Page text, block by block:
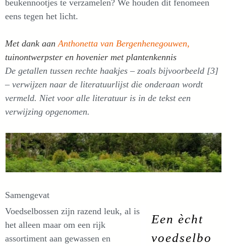
beukennootjes te verzamelen? We houden dit fenomeen
eens tegen het licht.
Met dank aanAnthonetta van Bergenhenegouwen,
tuinontwerpster en hovenier met plantenkennis
De getallen tussen rechte haakjes – zoals bijvoorbeeld [3]
– verwijzen naar de literatuurlijst die onderaan wordt
vermeld. Niet voor alle literatuur is in de tekst een
verwijzing opgenomen.
Samengevat
Een ècht
voedselbo
Voedselbossen zijn razend leuk, al is
het alleen maar om een rijk
assortiment aan gewassen en